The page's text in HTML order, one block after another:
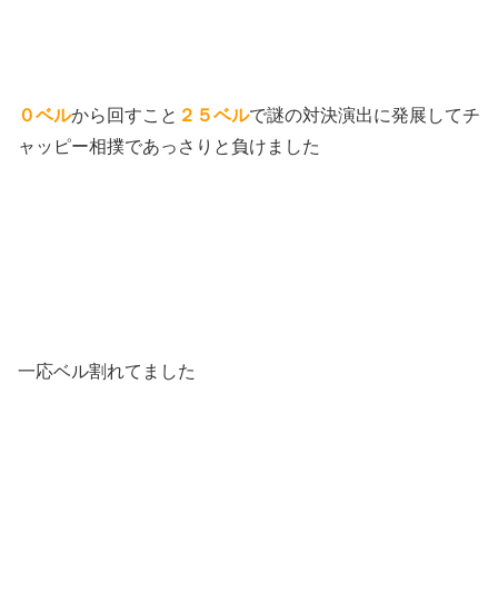
０ベルから回すこと ２５ベルで謎の対決演出に発展してチ
ャッピー相撲であっさりと負けました
一応ベル割れてました